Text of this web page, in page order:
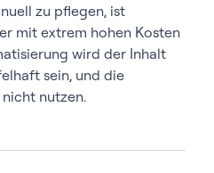
zu pflegen, ist
mit extrem hohen Kosten
wird der Inhalt
sein, und die
nutzen.